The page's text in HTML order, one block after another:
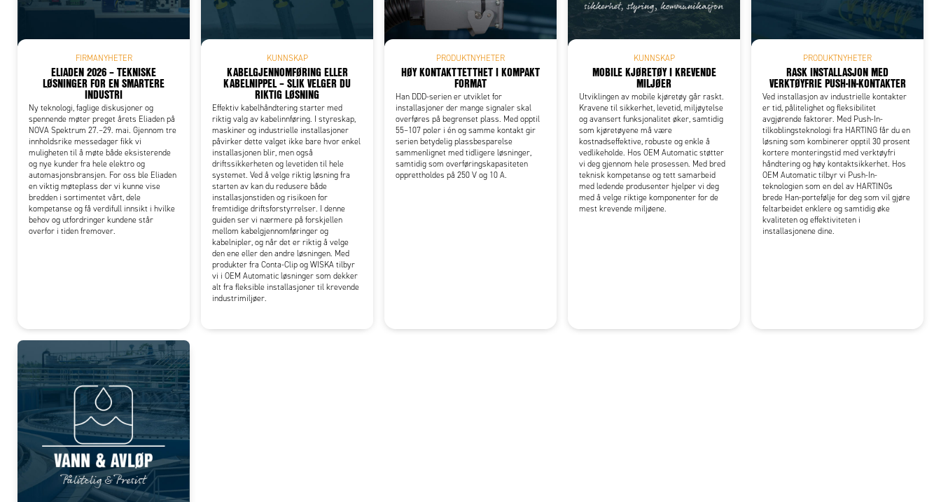
Add to existing cart row Add as new cart row
FIRMANYHETER
ELIADEN 2026 – TEKNISKE
LØSNINGER FOR EN SMARTERE
INDUSTRI
Ny teknologi, faglige diskusjoner og
spennende møter preget årets Eliaden på
NOVA Spektrum 27.–29. mai. Gjennom tre
innholdsrike messedager fikk vi
muligheten til å møte både eksisterende
og nye kunder fra hele elektro og
automasjonsbransjen. For oss ble Eliaden
en viktig møteplass der vi kunne vise
bredden i sortimentet vårt, dele
kompetanse og få verdifull innsikt i hvilke
behov og utfordringer kundene står
overfor i tiden fremover.
KUNNSKAP
KABELGJENNOMFØRING ELLER
KABELNIPPEL – SLIK VELGER DU
RIKTIG LØSNING
Effektiv kabelhåndtering starter med
riktig valg av kabelinnføring. I styreskap,
maskiner og industrielle installasjoner
påvirker dette valget ikke bare hvor enkel
installasjonen blir, men også
driftssikkerheten og levetiden til hele
systemet. Ved å velge riktig løsning fra
starten av kan du redusere både
installasjonstiden og risikoen for
fremtidige driftsforstyrrelser. I denne
guiden ser vi nærmere på forskjellen
mellom kabelgjennomføringer og
kabelnipler, og når det er riktig å velge
den ene eller den andre løsningen. Med
produkter fra Conta-Clip og WISKA tilbyr
vi i OEM Automatic løsninger som dekker
alt fra fleksible installasjoner til krevende
industrimiljøer.
PRODUKTNYHETER
HØY KONTAKTTETTHET I KOMPAKT
FORMAT
Han DDD-serien er utviklet for
installasjoner der mange signaler skal
overføres på begrenset plass. Med opptil
55–107 poler i én og samme kontakt gir
serien betydelig plassbesparelse
sammenlignet med tidligere løsninger,
samtidig som overføringskapasiteten
opprettholdes på 250 V og 10 A.
KUNNSKAP
MOBILE KJØRETØY I KREVENDE
MILJØER
Utviklingen av mobile kjøretøy går raskt.
Kravene til sikkerhet, levetid, miljøytelse
og avansert funksjonalitet øker, samtidig
som kjøretøyene må være
kostnadseffektive, robuste og enkle å
vedlikeholde. Hos OEM Automatic støtter
vi deg gjennom hele prosessen. Med bred
teknisk kompetanse og tett samarbeid
med ledende produsenter hjelper vi deg
med å velge riktige komponenter for de
mest krevende miljøene.
PRODUKTNYHETER
RASK INSTALLASJON MED
VERKTØYFRIE PUSH-IN-KONTAKTER
Ved installasjon av industrielle kontakter
er tid, pålitelighet og fleksibilitet
avgjørende faktorer. Med Push-In-
tilkoblingsteknologi fra HARTING får du en
løsning som kombinerer opptil 30 prosent
kortere monteringstid med verktøyfri
håndtering og høy kontaktsikkerhet. Hos
OEM Automatic tilbyr vi Push-In-
teknologien som en del av HARTINGs
brede Han-portefølje for deg som vil gjøre
feltarbeidet enklere og samtidig øke
kvaliteten og effektiviteten i
installasjonene dine.